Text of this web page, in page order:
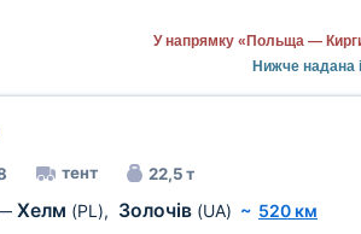
У напрямку «Польща —
Нижче надана
тент 22,5 т
Хелм (PL), Золочів (UA) ~ 520 км